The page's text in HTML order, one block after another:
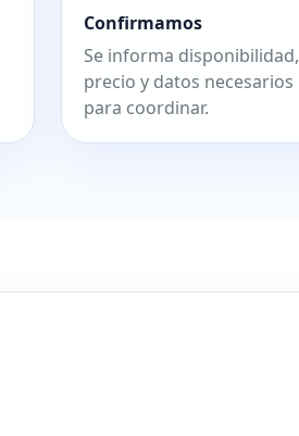
Confirmamos
Se informa disponibilidad,
precio y datos necesarios
para coordinar.